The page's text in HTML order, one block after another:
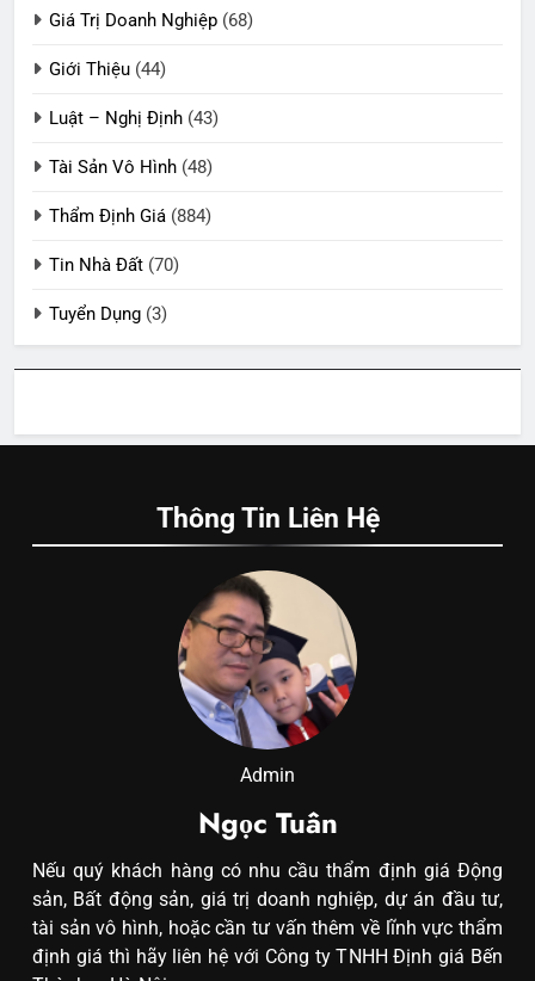
Giá Trị Doanh Nghiệp (68)
Giới Thiệu (44)
Luật – Nghị Định (43)
Tài Sản Vô Hình (48)
Thẩm Định Giá (884)
Tin Nhà Đất (70)
Tuyển Dụng (3)
Thông Tin Liên Hệ
Admin
Ngọc Tuân
Nếu quý khách hàng có nhu cầu thẩm định giá Động
sản, Bất động sản, giá trị doanh nghiệp, dự án đầu tư,
tài sản vô hình, hoặc cần tư vấn thêm về lĩnh vực thẩm
định giá thì hãy liên hệ với Công ty TNHH Định giá Bến